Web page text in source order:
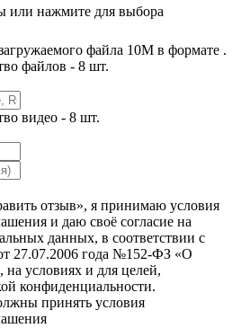
или нажмите для выбора
файла 10M в формате .
файлов - 8 шт.
видео - 8 шт.
отзыв», я принимаю условия
и даю своё согласие на
данных, в соответствии с
27.07.2006 года №152-ФЗ «О
условиях и для целей,
конфиденциальности.
принять условия